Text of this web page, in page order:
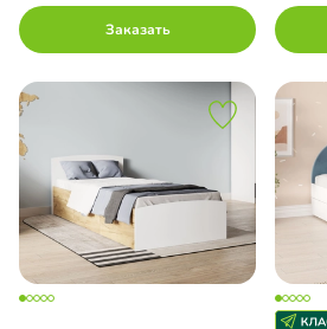
Заказать